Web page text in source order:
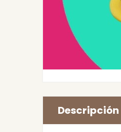
Descripción